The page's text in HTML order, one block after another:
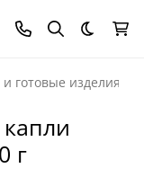
Темная
готовые изделия
г